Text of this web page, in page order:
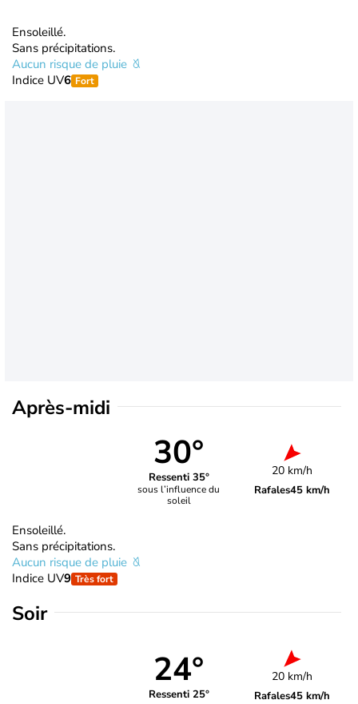
Ensoleillé.
Sans précipitations.
Aucun risque de pluie
Indice UV6 Fort
Après-midi
30°
Ressenti 35°
sous l’influence du
soleil
20 km/h
Rafales45 km/h
Ensoleillé.
Sans précipitations.
Aucun risque de pluie
Indice UV9 Très fort
Soir
24°
Ressenti 25°
20 km/h
Rafales45 km/h